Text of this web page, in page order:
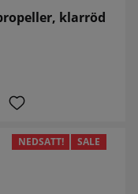
klarröd
NEDSATT! SALE